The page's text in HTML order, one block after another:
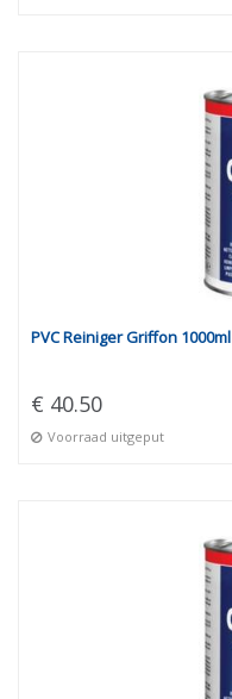
PVC Reiniger Griffon 1000ml
€ 40.50
Voorraad uitgeput